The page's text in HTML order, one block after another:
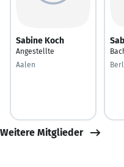
Sabine Koch
Angestellte
Aalen
Weitere Mitglieder